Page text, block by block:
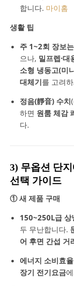
합니다. 마이홈
생활 팁
주 1~2회 장보
으나, 밀프렙·대
소형 냉동고(미
대체기를 고려
정음(靜音) 수치
하면 원룸 체감
다.
3) 무옵션 단
선택 가이드
① 새 제품 구매
150~250L급 상
두 무난합니다.
어 후면 간섭 거
에너지 소비효
장기 전기요금